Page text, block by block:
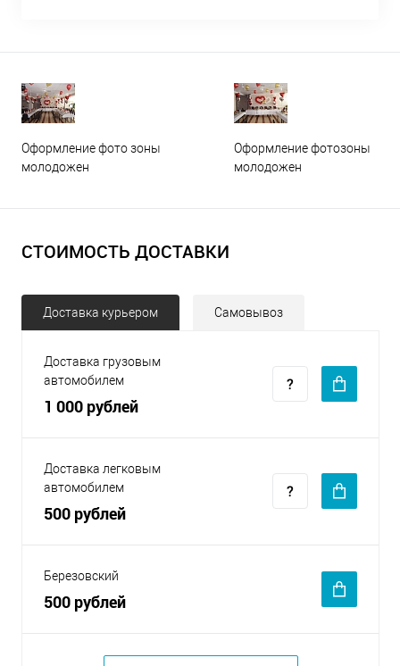
Оформление фото зоны
молодожен
Оформление фотозоны
молодожен
СТОИМОСТЬ ДОСТАВКИ
Доставка курьером Самовывоз
Доставка грузовым
автомобилем
1 000 рублей
Доставка легковым
автомобилем
500 рублей
Березовский
500 рублей